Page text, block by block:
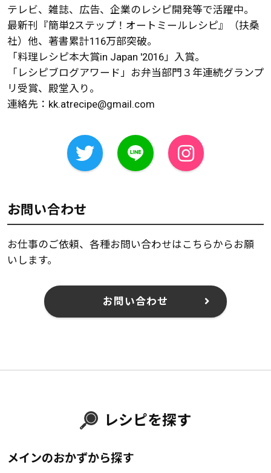
テレビ、雑誌、広告、企業のレシピ開発等で活躍中。
最新刊『簡単2ステップ！オートミールレシピ』（扶桑
社）他、著書累計116万部突破。
「料理レシピ本大賞in Japan '2016」入賞。
「レシピブログアワード」お弁当部門３年連続グランプ
リ受賞、殿堂入り。
連絡先： kk.atrecipe@gmail.com
お問い合わせ
お仕事のご依頼、各種お問い合わせはこちらからお願
いします。
お問い合わせ
レシピを探す
メインのおかずから探す